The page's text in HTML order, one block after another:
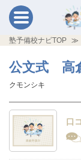
塾予備校ナビTOP
公文式 高
クモンシキ
口